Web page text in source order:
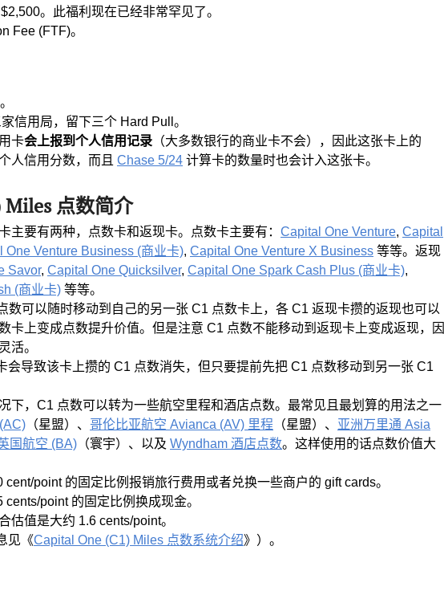
。此福利现在已经非常罕见了。
Fee (FTF)。
信用局，留下三个 Hard Pull。
卡会上报到个人信用记录 （大多数银行的商业卡不会），因此这张卡上的
人信用分数，而且 Chase 5/24 计算卡的数量时也会计入这张卡。
Miles 点数简介
主要有两种，点数卡和返现卡。点数卡主要有： Capital One Venture, Capital
One Venture Business (商业卡), Capital One Venture X Business 等等。返现
Savor, Capital One Quicksilver, Capital One Spark Cash Plus (商业卡),
(商业卡) 等等。
数可以随时移动到自己的另一张 C1 点数卡上，各 C1 返现卡攒的返现也可以
卡上变成点数提升价值。但是注意 C1 点数不能移动到返现卡上变成返现，因
活。
会导致该卡上攒的 C1 点数消失，但只要提前先把 C1 点数移动到另一张 C1
下，C1 点数可以转为一些航空里程和酒店点数。最常见且最划算的用法之一
（星盟）、 哥伦比亚航空 Avianca (AV) 里程 （星盟）、 亚洲万里通 Asia
国航空 (BA) （寰宇）、以及 Wyndham 酒店点数。这样使用的话点数价值大
point 的固定比例报销旅行费用或者兑换一些商户的 gift cards。
point 的固定比例换成现金。
估值是大约 1.6 cents/point。
见《Capital One (C1) Miles 点数系统介绍》）。